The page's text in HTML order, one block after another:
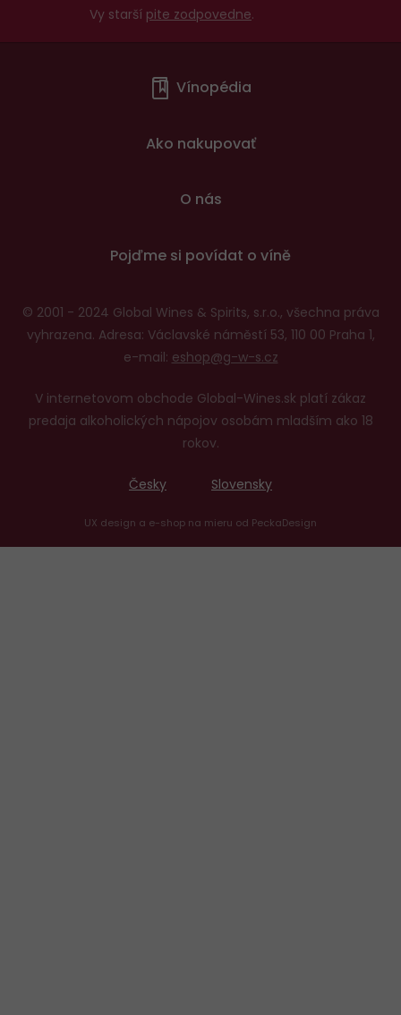
Vy starší pite zodpovedne.
Vínopédia
Ako nakupovať
O nás
Pojďme si povídat o víně
© 2001 - 2024 Global Wines & Spirits, s.r.o., všechna práva
vyhrazena. Adresa: Václavské náměstí 53, 110 00 Praha 1,
e-mail: eshop@g-w-s.cz
V internetovom obchode Global-Wines.sk platí zákaz
predaja alkoholických nápojov osobám mladším ako 18
rokov.
Česky Slovensky
UX design a e-shop na mieru od PeckaDesign